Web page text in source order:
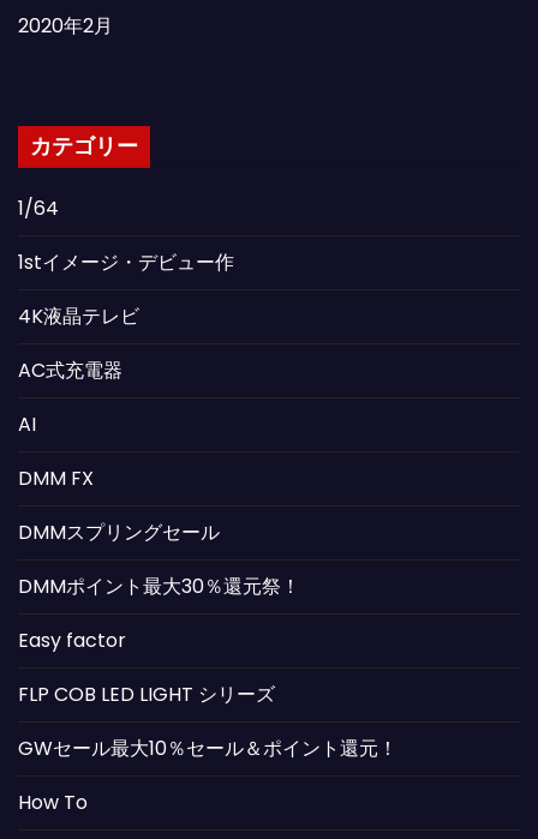
2020年2月
カテゴリー
1/64
1stイメージ・デビュー作
4K液晶テレビ
AC式充電器
AI
DMM FX
DMMスプリングセール
DMMポイント最大30％還元祭！
Easy factor
FLP COB LED LIGHT シリーズ
GWセール最大10％セール＆ポイント還元！
How To